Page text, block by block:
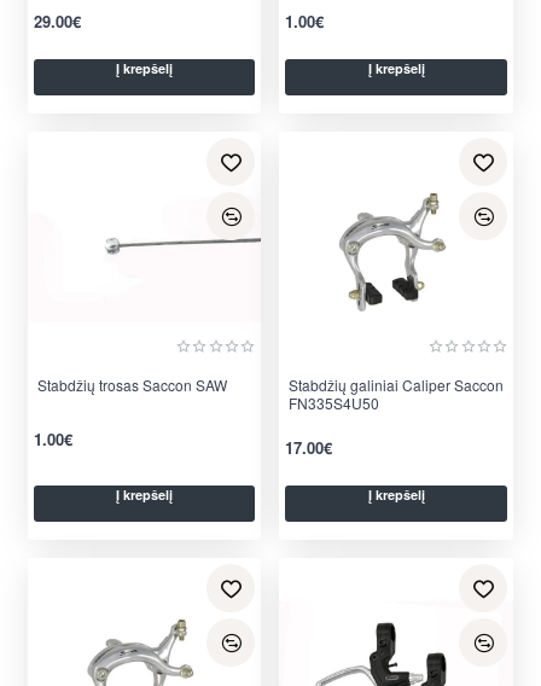
29.00€
Į krepšelį
1.00€
Į krepšelį
Stabdžių trosas Saccon SAW
1.00€
Į krepšelį
Stabdžių galiniai Caliper Saccon
FN335S4U50
17.00€
Į krepšelį